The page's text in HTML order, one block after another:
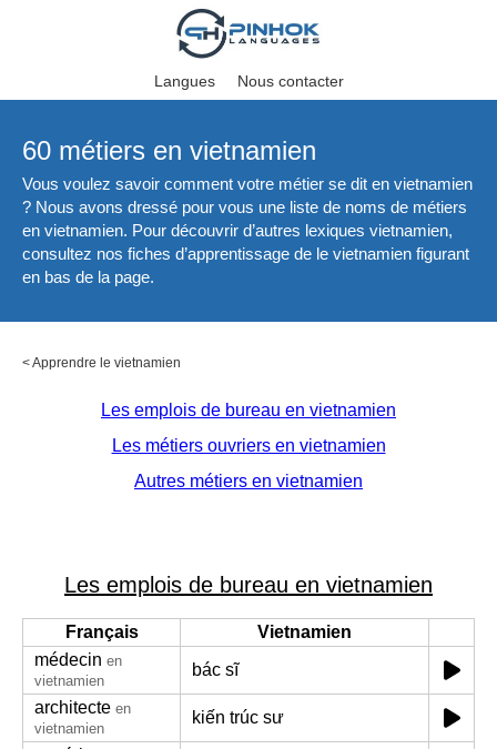
Langues Nous contacter
60 métiers en vietnamien
Vous voulez savoir comment votre métier se dit en vietnamien
? Nous avons dressé pour vous une liste de noms de métiers
en vietnamien. Pour découvrir d’autres lexiques vietnamien,
consultez nos fiches d’apprentissage de le vietnamien figurant
en bas de la page.
<Apprendre le vietnamien
Les emplois de bureau en vietnamien
Les métiers ouvriers en vietnamien
Autres métiers en vietnamien
Les emplois de bureau en vietnamien
Français
Vietnamien
médecin en
vietnamien
bác sĩ
architecte en
vietnamien
kiến trúc sư